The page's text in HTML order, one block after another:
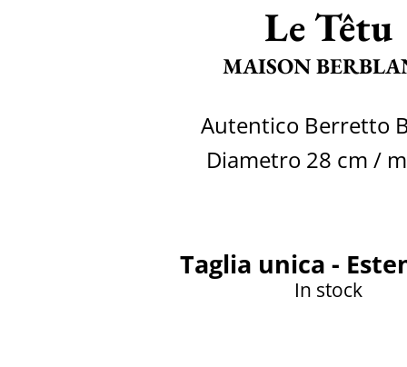
Le Têtu
MAISON
Autentico Berretto
Diametro 28 cm /
Taglia unica -
In stock